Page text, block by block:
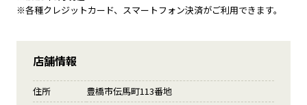
※各種クレジットカード、スマートフォン決済がご利用できます。
店舗情報
住所
豊橋市伝馬町113番地